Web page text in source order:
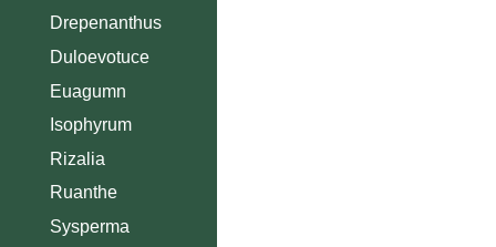
Drepenanthus
Duloevotuce
Euagumn
Isophyrum
Rizalia
Ruanthe
Sysperma